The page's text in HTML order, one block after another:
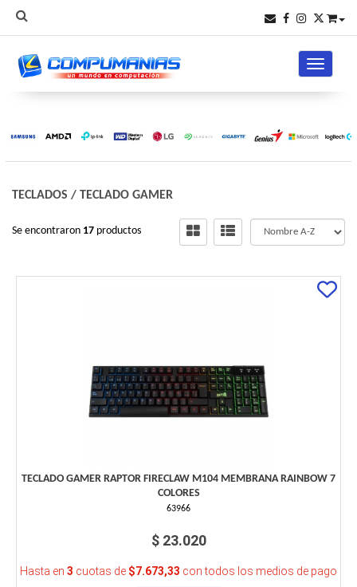
Toggle
TECLADOS / TECLADO GAMER
Se encontraron 17 productos
TECLADO GAMER RAPTOR FIRECLAW M104 MEMBRANA RAINBOW 7
COLORES
63966
$ 23.020
Hasta en 3 cuotas de $7.673,33 con todos los medios de pago